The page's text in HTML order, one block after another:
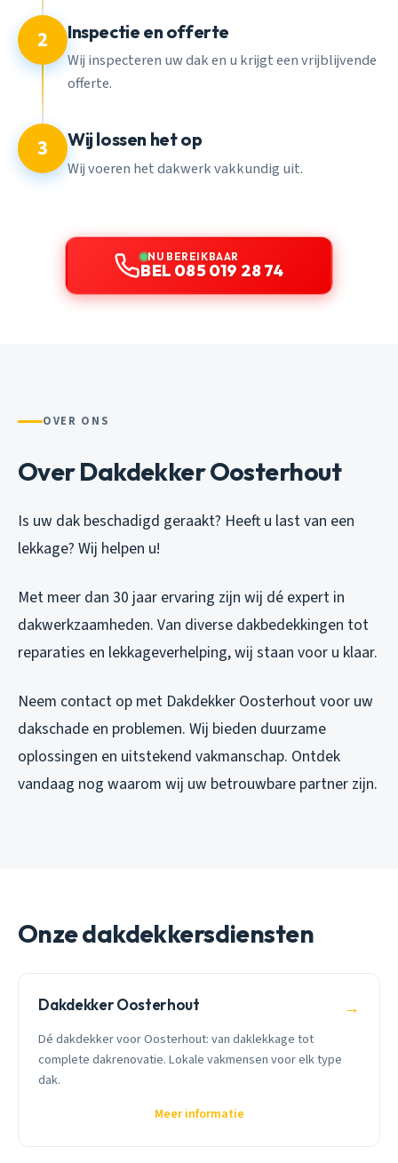
2 Inspectie en offerte
Wij inspecteren uw dak en u krijgt een vrijblijvende
offerte.
3 Wij lossen het op
Wij voeren het dakwerk vakkundig uit.
NU BEREIKBAAR
BEL 085 019 28 74
OVER ONS
Over Dakdekker Oosterhout
Is uw dak beschadigd geraakt? Heeft u last van een
lekkage? Wij helpen u!
Met meer dan 30 jaar ervaring zijn wij dé expert in
dakwerkzaamheden. Van diverse dakbedekkingen tot
reparaties en lekkageverhelping, wij staan voor u klaar.
Neem contact op met Dakdekker Oosterhout voor uw
dakschade en problemen. Wij bieden duurzame
oplossingen en uitstekend vakmanschap. Ontdek
vandaag nog waarom wij uw betrouwbare partner zijn.
Onze dakdekkersdiensten
Dakdekker Oosterhout →
Dé dakdekker voor Oosterhout: van daklekkage tot
complete dakrenovatie. Lokale vakmensen voor elk type
dak.
Meer informatie